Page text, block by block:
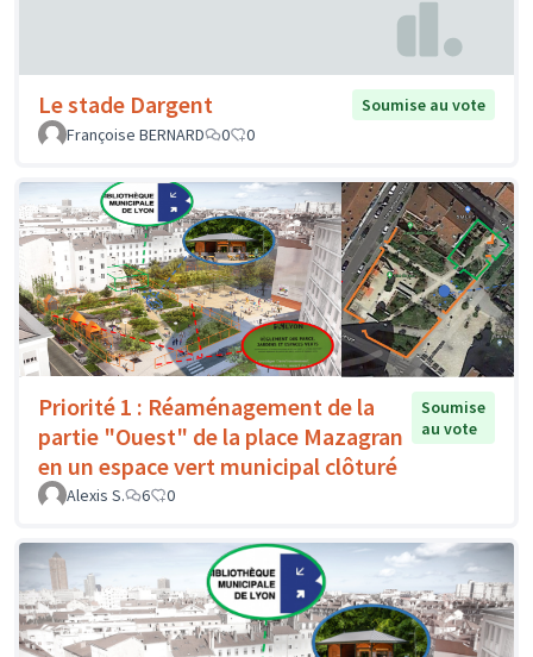
Le stade Dargent
Soumise au vote
Françoise BERNARD
0 0
Priorité 1 : Réaménagement de la
partie "Ouest" de la place Mazagran
en un espace vert municipal clôturé
Soumise
au vote
Alexis S. 6 0